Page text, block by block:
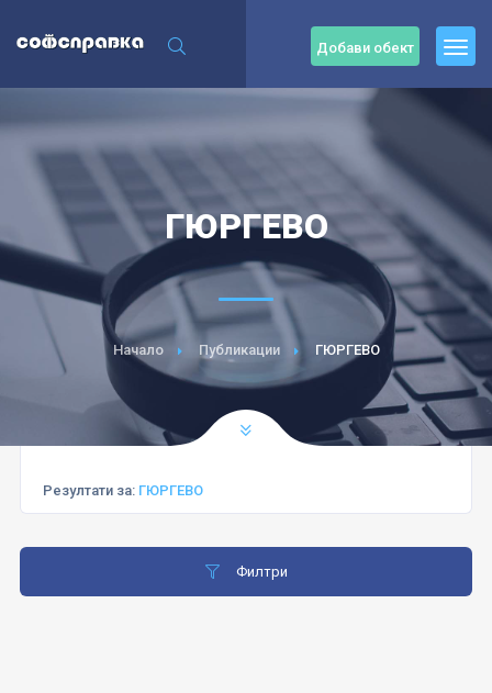
Добави обект
ГЮРГЕВО
Начало Публикации ГЮРГЕВО
Резултати за: ГЮРГЕВО
Филтри